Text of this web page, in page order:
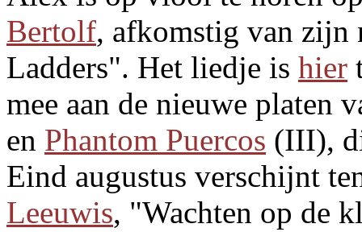
Bertolf, afkomstig van zijn
Ladders". Het liedje is hier
mee aan de nieuwe platen
en Phantom Puercos (III),
Eind augustus verschijnt
Leeuwis, "Wachten op de